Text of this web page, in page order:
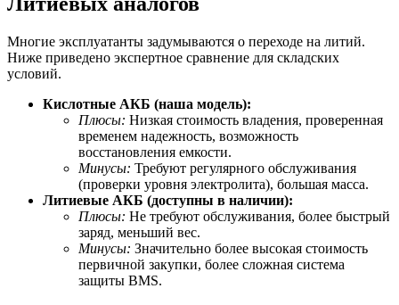
Многие эксплуатанты задумываются о переходе на литий.
Ниже приведено экспертное сравнение для складских
условий.
Кислотные АКБ (наша модель):
Плюсы: Низкая стоимость владения, проверенная
временем надежность, возможность
восстановления емкости.
Минусы: Требуют регулярного обслуживания
(проверки уровня электролита), большая масса.
Литиевые АКБ (доступны в наличии):
Плюсы: Не требуют обслуживания, более быстрый
заряд, меньший вес.
Минусы: Значительно более высокая стоимость
первичной закупки, более сложная система
защиты BMS.